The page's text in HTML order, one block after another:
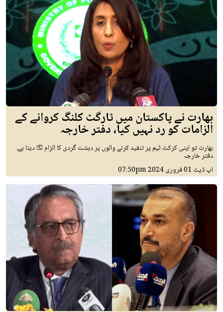
بھارت نے پاکستان میں ٹارگٹ کلنگ کروانے کے
الزامات کو رد نہیں کیا، دفتر خارجہ
بھارت تو اپنی کرکٹ ٹیم پر تنقید کرنے والوں پر دہشت گردی کا الزام لگا دیتا ہے،
دفتر خارجہ
اپ ڈیٹ 01 فروری 2024 07:50pm